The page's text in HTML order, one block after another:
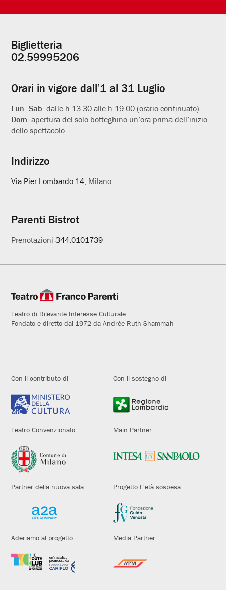
Informazioni
utili
Biglietteria
02.59995206
Orari in vigore dall’1 al 31 Luglio
Lun–Sab:dalle h 13.30 alle h 19.00 (orario continuato)
Dom:apertura del solo botteghino un’ora prima dell’inizio
dello spettacolo.
Indirizzo
Via Pier Lombardo 14 , Milano
Parenti Bistrot
Prenotazioni344.0101739
Teatro di Rilevante Interesse Culturale
Fondato e diretto dal 1972 da Andrée Ruth Shammah
Con il contributo di Con il sostegno di
Teatro Convenzionato Main Partner
Partner della nuova sala Progetto L'età sospesa
Aderiamo al progetto Media Partner